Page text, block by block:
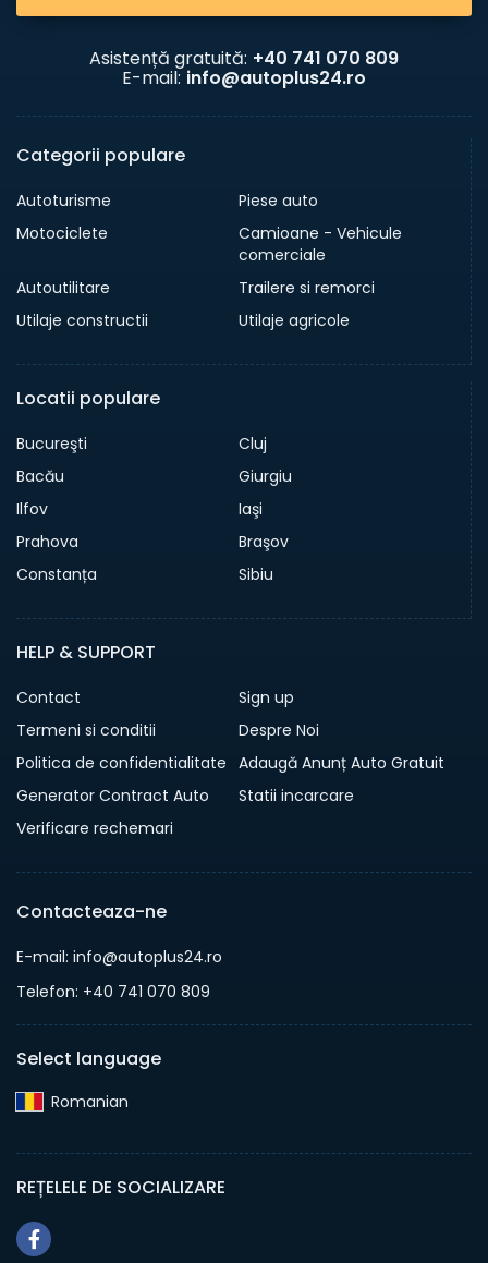
Asistență gratuită: +40 741 070 809
E-mail: info@autoplus24.ro
Categorii populare
Autoturisme
Piese auto
Motociclete
Camioane - Vehicule
comerciale
Autoutilitare
Trailere si remorci
Utilaje constructii
Utilaje agricole
Locatii populare
Bucureşti
Cluj
Bacău
Giurgiu
Ilfov
Iaşi
Prahova
Braşov
Constanța
Sibiu
HELP & SUPPORT
Contact
Sign up
Termeni si conditii
Despre Noi
Politica de confidentialitate Adaugă Anunț Auto Gratuit
Generator Contract Auto
Statii incarcare
Verificare rechemari
Contacteaza-ne
E-mail: info@autoplus24.ro
Telefon: +40 741 070 809
Select language
Romanian‎
REȚELELE DE SOCIALIZARE